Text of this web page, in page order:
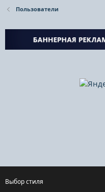
Пользователи
Выбор стиля